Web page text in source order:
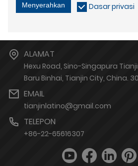
Menyerahkan Dasar privasi
ALAMAT
Hexu Road, Sino-Singapura
Baru Binhai, Tianjin City, China.
EMAIL
tianjinlatino@gmail.com
TELEPON
+86-22-65616307